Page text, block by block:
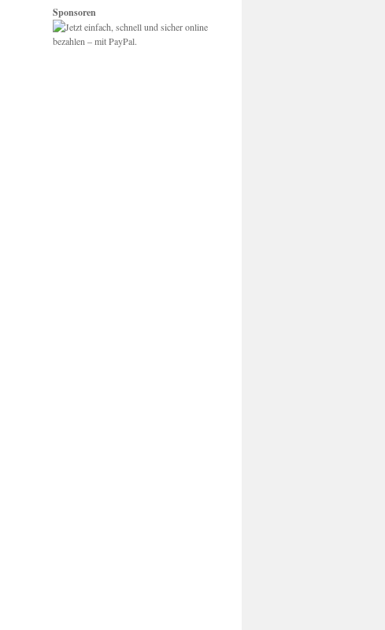
Sponsoren